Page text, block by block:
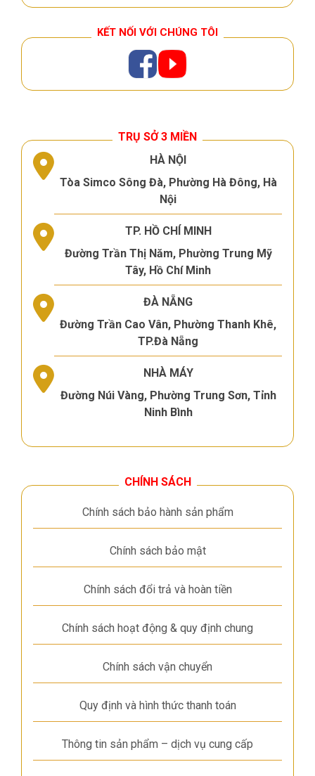
KẾT NỐI VỚI CHÚNG TÔI
TRỤ SỞ 3 MIỀN
HÀ NỘI
Tòa Simco Sông Đà, Phường Hà Đông, Hà
Nội
TP. HỒ CHÍ MINH
Đường Trần Thị Năm, Phường Trung Mỹ
Tây, Hồ Chí Minh
ĐÀ NẴNG
Đường Trần Cao Vân, Phường Thanh Khê,
TP.Đà Nẵng
NHÀ MÁY
Đường Núi Vàng, Phường Trung Sơn, Tỉnh
Ninh Bình
CHÍNH SÁCH
Chính sách bảo hành sản phẩm
Chính sách bảo mật
Chính sách đổi trả và hoàn tiền
Chính sách hoạt động & quy định chung
Chính sách vận chuyển
Quy định và hình thức thanh toán
Thông tin sản phẩm – dịch vụ cung cấp